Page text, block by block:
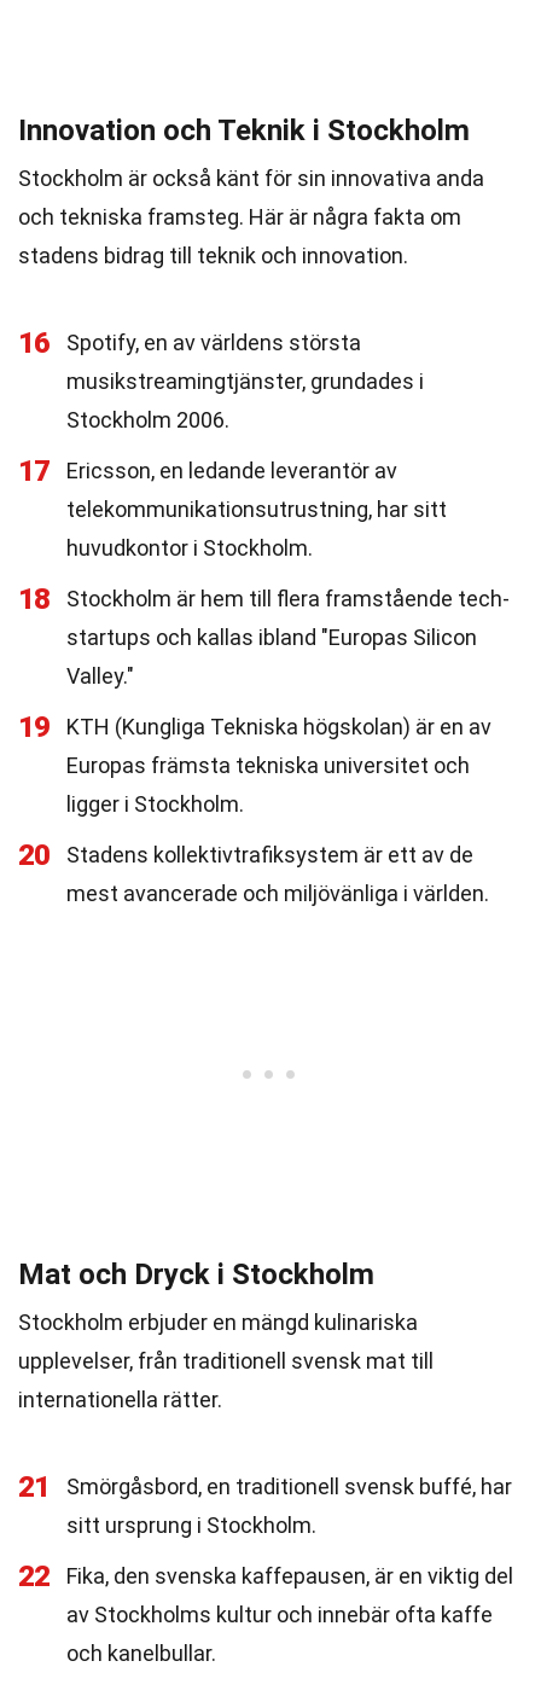
Innovation och Teknik i Stockholm
Stockholm är också känt för sin innovativa anda
och tekniska framsteg. Här är några fakta om
stadens bidrag till teknik och innovation.
16
Spotify, en av världens största
musikstreamingtjänster, grundades i
Stockholm 2006.
17
Ericsson, en ledande leverantör av
telekommunikationsutrustning, har sitt
huvudkontor i Stockholm.
18
Stockholm är hem till flera framstående tech-
startups och kallas ibland "Europas Silicon
Valley."
19
KTH (Kungliga Tekniska högskolan) är en av
Europas främsta tekniska universitet och
ligger i Stockholm.
20
Stadens kollektivtrafiksystem är ett av de
mest avancerade och miljövänliga i världen.
Mat och Dryck i Stockholm
Stockholm erbjuder en mängd kulinariska
upplevelser, från traditionell svensk mat till
internationella rätter.
21
Smörgåsbord, en traditionell svensk buffé, har
sitt ursprung i Stockholm.
22
Fika, den svenska kaffepausen, är en viktig del
av Stockholms kultur och innebär ofta kaffe
och kanelbullar.